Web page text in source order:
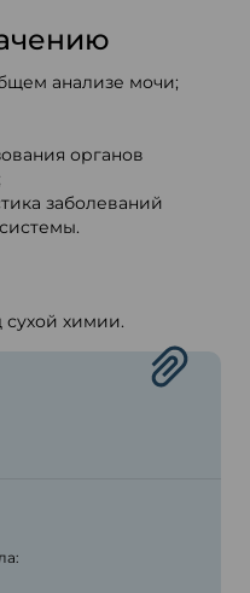
анализе мочи;
органов
заболеваний
сухой химии.